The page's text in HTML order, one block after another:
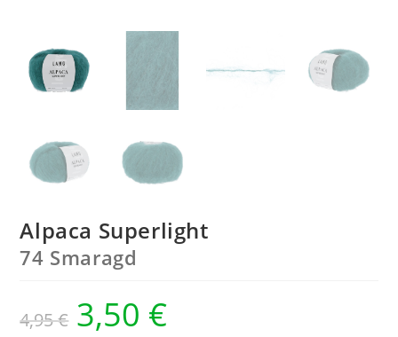
Alpaca Superlight
74 Smaragd
4,95€ 3,50 €